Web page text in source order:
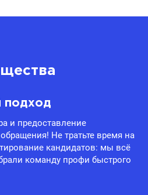
подход
и предоставление
Не тратьте время на
кандидатов: мы всё
команду профи быстрого